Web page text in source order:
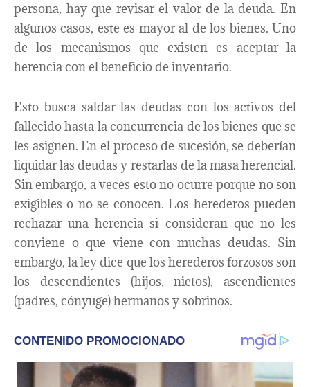
persona, hay que revisar el valor de la deuda. En
algunos casos, este es mayor al de los bienes. Uno
de los mecanismos que existen es aceptar la
herencia con el beneficio de inventario.
Esto busca saldar las deudas con los activos del
fallecido hasta la concurrencia de los bienes que se
les asignen. En el proceso de sucesión, se deberían
liquidar las deudas y restarlas de la masa herencial.
Sin embargo, a veces esto no ocurre porque no son
exigibles o no se conocen. Los herederos pueden
rechazar una herencia si consideran que no les
conviene o que viene con muchas deudas. Sin
embargo, la ley dice que los herederos forzosos son
los descendientes (hijos, nietos), ascendientes
(padres, cónyuge) hermanos y sobrinos.